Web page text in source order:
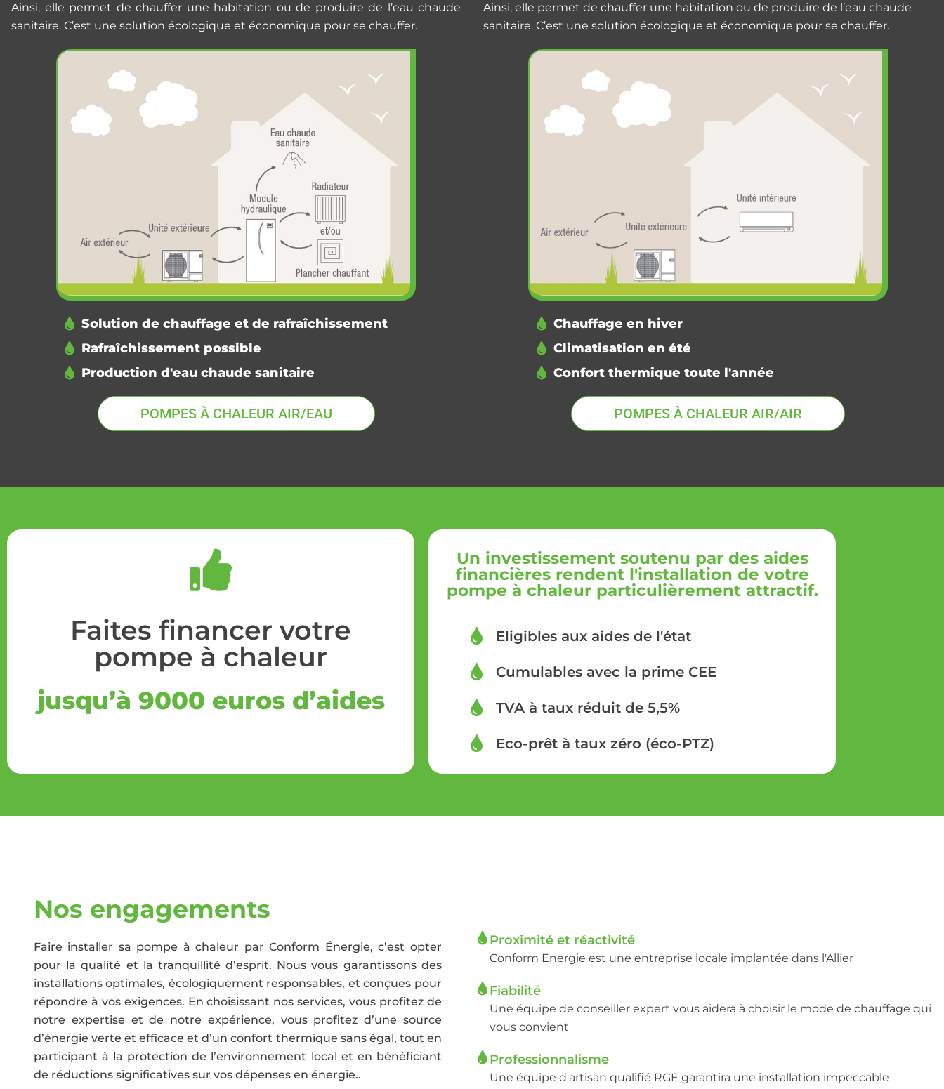
Ainsi, elle permet de chauffer une habitation ou de produire de l’eau chaude
sanitaire. C’est une solution écologique et économique pour se chauffer.
Solution de chauffage et de rafraîchissement
Rafraîchissement possible
Production d'eau chaude sanitaire
POMPES À CHALEUR AIR/EAU
Ainsi, elle permet de chauffer une habitation ou de produire de l’eau chaude
sanitaire. C’est une solution écologique et économique pour se chauffer.
Chauffage en hiver
Climatisation en été
Confort thermique toute l'année
POMPES À CHALEUR AIR/AIR
Faites financer votre
pompe à chaleur
jusqu’à 9000 euros d’aides
Un investissement soutenu par des aides
financières rendent l'installation de votre
pompe à chaleur particulièrement attractif.
Eligibles aux aides de l'état
Cumulables avec la prime CEE
TVA à taux réduit de 5,5%
Eco-prêt à taux zéro (éco-PTZ)
Nos engagements
Faire installer sa pompe à chaleur par Conform Énergie, c’est opter
pour la qualité et la tranquillité d’esprit. Nous vous garantissons des
installations optimales, écologiquement responsables, et conçues pour
répondre à vos exigences. En choisissant nos services, vous profitez de
notre expertise et de notre expérience, vous profitez d’une source
d’énergie verte et efficace et d’un confort thermique sans égal, tout en
participant à la protection de l’environnement local et en bénéficiant
de réductions significatives sur vos dépenses en énergie..
Proximité et réactivité
Conform Energie est une entreprise locale implantée dans l'Allier
Fiabilité
Une équipe de conseiller expert vous aidera à choisir le mode de chauffage qui
vous convient
Professionnalisme
Une équipe d'artisan qualifié RGE garantira une installation impeccable